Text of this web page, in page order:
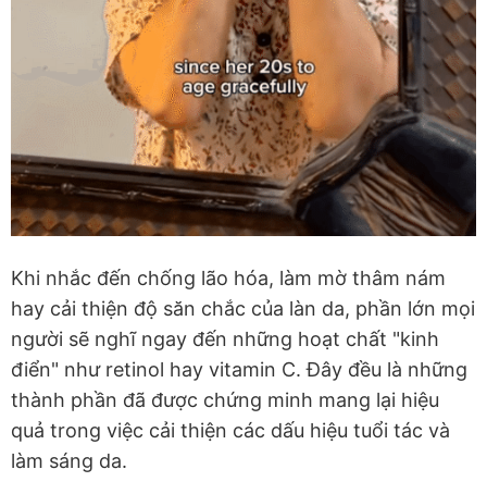
Khi nhắc đến chống lão hóa, làm mờ thâm nám
hay cải thiện độ săn chắc của làn da, phần lớn mọi
người sẽ nghĩ ngay đến những hoạt chất "kinh
điển" như retinol hay vitamin C. Đây đều là những
thành phần đã được chứng minh mang lại hiệu
quả trong việc cải thiện các dấu hiệu tuổi tác và
làm sáng da.